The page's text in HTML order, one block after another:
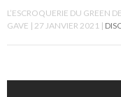
L’ESCROQUERIE DU GREEN
GAVE 27 JANVIER 2021